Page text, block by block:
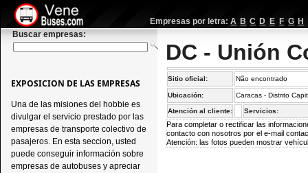
Empresas por letra: A B C D E F G H
Buscar empresas:
DC - Unión
Sitio oficial: Não encontrado
Ubicación: Caracas - Distrito
Atención al cliente: Servicios:
Para completar o rectificar las
contacto con nosotros por el e-mail
Atención: las fotos pueden mostrar
EXPOSICION DE LAS EMPRESAS
Una de las misiones del hobbie es
divulgar el servicio prestado por las
empresas de transporte colectivo de
pasajeros. En esta seccion, usted
puede conseguir información sobre
empresas de autobuses y apreciar